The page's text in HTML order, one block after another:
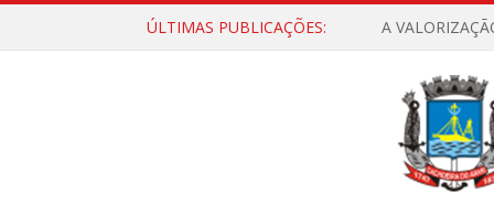
ÚLTIMAS PUBLICAÇÕES: A